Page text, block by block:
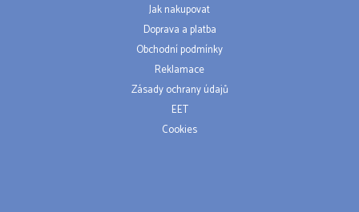
Jak nakupovat
Doprava a platba
Obchodní podmínky
Reklamace
Zásady ochrany údajů
EET
Cookies